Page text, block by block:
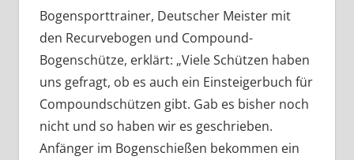
Bogensporttrainer, Deutscher Meister mit
den Recurvebogen und Compound-
Bogenschütze, erklärt: „Viele Schützen haben
uns gefragt, ob es auch ein Einsteigerbuch für
Compoundschützen gibt. Gab es bisher noch
nicht und so haben wir es geschrieben.
Anfänger im Bogenschießen bekommen ein